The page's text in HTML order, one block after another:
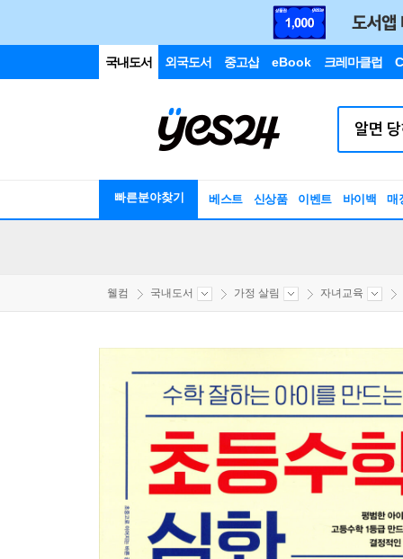
국내도서 외국도서 중고샵 eBook 크레마클럽
빠른분야찾기 베스트 신상품 이벤트 바이백 매
웰컴 국내도서 가정 살림 자녀교육